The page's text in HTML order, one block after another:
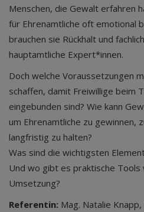
Menschen, die Gewalt erfahren
für Ehrenamtliche oft emotional
brauchen sie Rückhalt und
hauptamtliche Expert*innen.
Doch welche Voraussetzungen
schaffen, damit Freiwillige beim
eingebunden sind? Wie kann
um Ehrenamtliche zu gewinnen,
langfristig zu halten?
Was sind die wichtigsten
Und wo gibt es praktische Tools
Umsetzung?
Referentin: Mag. Natalie